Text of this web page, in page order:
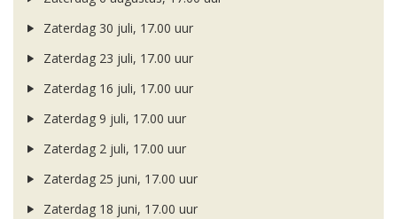
Zaterdag 30 juli, 17.00 uur
Zaterdag 23 juli, 17.00 uur
Zaterdag 16 juli, 17.00 uur
Zaterdag 9 juli, 17.00 uur
Zaterdag 2 juli, 17.00 uur
Zaterdag 25 juni, 17.00 uur
Zaterdag 18 juni, 17.00 uur